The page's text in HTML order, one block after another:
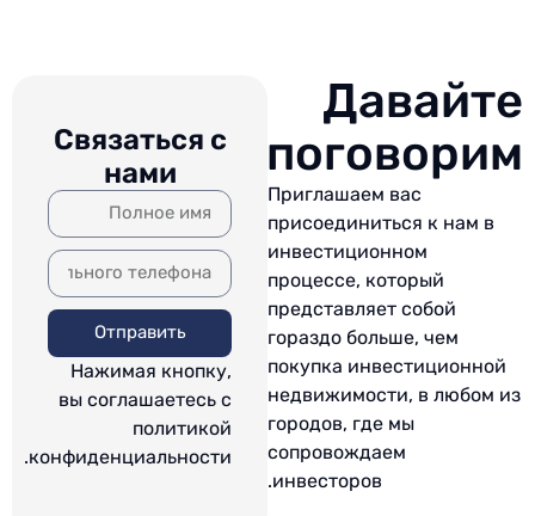
Давайте
поговорим
Приглашаем вас
присоединиться к нам в
инвестиционном
процессе, который
представляет собой
гораздо больше, чем
покупка инвестиционной
недвижимости, в любом из
городов, где мы
сопровождаем
инвесторов.
Связаться с
нами
Отправить
Нажимая кнопку,
вы соглашаетесь с
политикой
конфиденциальности.